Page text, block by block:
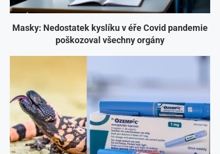
Masky: Nedostatek kyslíku v éře Covid pandemie
poškozoval všechny orgány